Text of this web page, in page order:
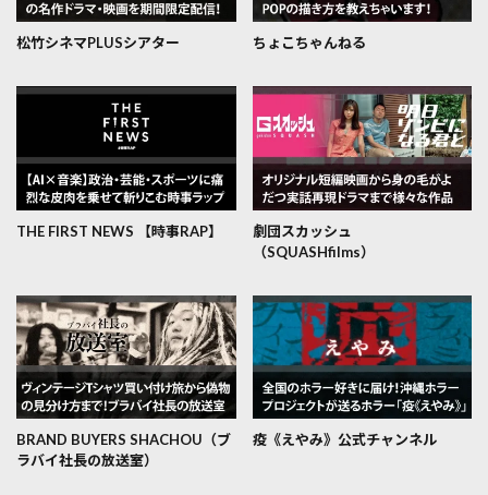
松竹シネマPLUSシアター ちょこちゃんねる
THE FIRST NEWS 【時事RAP】
劇団スカッシュ
（SQUASHfilms）
BRAND BUYERS SHACHOU（ブ
ラバイ社長の放送室）
疫《えやみ》公式チャンネル